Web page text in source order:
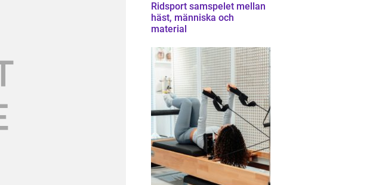
Ridsport samspelet mellan
häst, människa och
material